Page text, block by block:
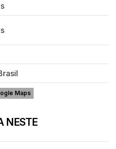
Maps
NESTE